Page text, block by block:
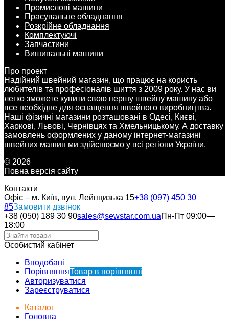
Промислові машини
Прасувальне обладнання
Розкрійне обладнання
Комплектуючі
Запчастини
Вишивальні машини
Про проект
Надійний швейний магазин, що працює на користь
любителів та професіоналів шиття з 2009 року. У нас ви
легко зможете купити свою першу швейну машину або
все необхідне для оснащення швейного виробництва.
Наші фізичні магазини розташовані в Одесі, Києві,
Харкові, Львові, Чернівцях та Хмельницькому. А доставку
замовлень оформлених у даному інтернет-магазині
швейних машин ми здійснюємо у всі регіони України.
© 2026
Повна версія сайту
Контакти
Офіс – м. Київ, вул. Лейпцизька 15+38 (097) 450 30
85Замовити дзвінок
+38 (050) 189 30 90sales@sewstar.com.uaПн-Пт 09:00—
18:00
Особистий кабінет
Вподобані
ПорівнянняТовар в порівнянні
Авторизуватися
Зареєструватися
Каталог
Головна